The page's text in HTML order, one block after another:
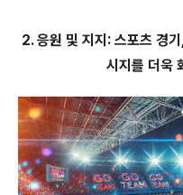
2. 응원 및 지지: 스포츠 경
시지를 더욱